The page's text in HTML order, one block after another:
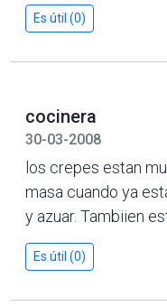
Es útil (0)
cocinera
30-03-2008
los crepes estan
masa cuando ya
y azuar. Tambiien
Es útil (0)